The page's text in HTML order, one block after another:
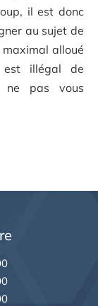
il est donc
au sujet de
alloué
est illégal de
ne pas vous